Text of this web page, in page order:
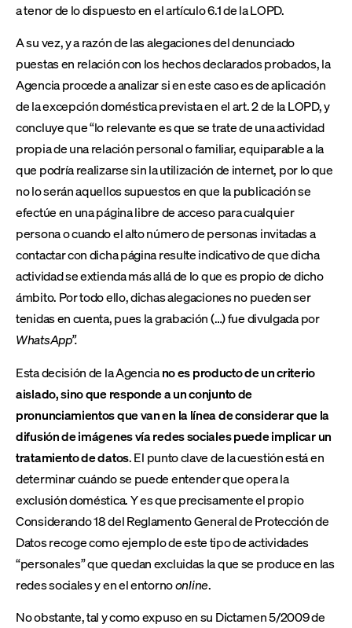
a tenor de lo dispuesto en el artículo 6.1 de la LOPD.
A su vez, y a razón de las alegaciones del denunciado
puestas en relación con los hechos declarados probados, la
Agencia procede a analizar si en este caso es de aplicación
de la excepción doméstica prevista en el art. 2 de la LOPD, y
concluye que “lo relevante es que se trate de una actividad
propia de una relación personal o familiar, equiparable a la
que podría realizarse sin la utilización de internet, por lo que
no lo serán aquellos supuestos en que la publicación se
efectúe en una página libre de acceso para cualquier
persona o cuando el alto número de personas invitadas a
contactar con dicha página resulte indicativo de que dicha
actividad se extienda más allá de lo que es propio de dicho
ámbito. Por todo ello, dichas alegaciones no pueden ser
tenidas en cuenta, pues la grabación (…) fue divulgada por
WhatsApp”.
Esta decisión de la Agenciano es producto de un criterio
aislado, sino que responde a un conjunto de
pronunciamientos que van en la línea de considerar que la
difusión de imágenes vía redes sociales puede implicar un
tratamiento de datos. El punto clave de la cuestión está en
determinar cuándo se puede entender que opera la
exclusión doméstica. Y es que precisamente el propio
Considerando 18 del Reglamento General de Protección de
Datos recoge como ejemplo de este tipo de actividades
“personales” que quedan excluidas la que se produce en las
redes sociales y en el entornoonline.
No obstante, tal y como expuso en su Dictamen 5/2009 de